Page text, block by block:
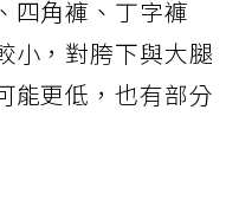
四角褲、丁字褲
小，對胯下與大腿
能更低，也有部分